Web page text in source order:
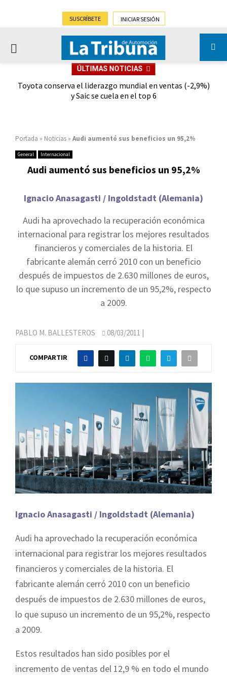
SUSCRÍBETE INICIAR SESIÓN
PRIMARY
ÚLTIMAS NOTICIAS
Toyota conserva el liderazgo mundial en ventas (-2,9%)
y Saic se cuela en el top 6
Portada » Noticias » Audi aumentó sus beneficios un 95,2%
General Internacional
Audi aumentó sus beneficios un 95,2%
Ignacio Anasagasti / Ingoldstadt (Alemania)
Audi ha aprovechado la recuperación económica
internacional para registrar los mejores resultados
financieros y comerciales de la historia. El
fabricante alemán cerró 2010 con un beneficio
después de impuestos de 2.630 millones de euros,
lo que supuso un incremento de un 95,2%, respecto
a 2009.
PABLO M. BALLESTEROS 08/03/2011 |
COMPARTIR
Ignacio Anasagasti / Ingoldstadt (Alemania)
Audi ha aprovechado la recuperación económica
internacional para registrar los mejores resultados
financieros y comerciales de la historia. El
fabricante alemán cerró 2010 con un beneficio
después de impuestos de 2.630 millones de euros,
lo que supuso un incremento de un 95,2%, respecto
a 2009.
Estos resultados han sido posibles por el
incremento de ventas del 12,9 % en todo el mundo